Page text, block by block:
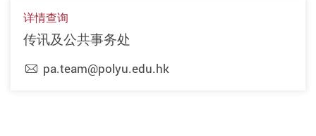
详情查询
传讯及公共事务处
pa.team@polyu.edu.hk